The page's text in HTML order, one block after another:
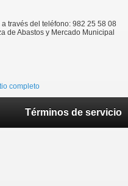
través del teléfono: 982 25 58 08
de Abastos y Mercado Municipal
completo
Términos de servicio